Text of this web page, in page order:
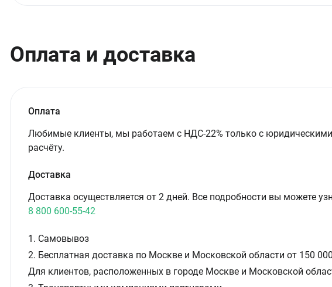
Оплата и доставка
Оплата
Любимые клиенты, мы работаем с НДС-22% только с
расчёту.
Доставка
Доставка осуществляется от 2 дней. Все подробности вы можете
8 800 600-55-42
1. Самовывоз
2. Бесплатная доставка по Москве и Московской области от 150
Для клиентов, расположенных в городе Москве и Московской